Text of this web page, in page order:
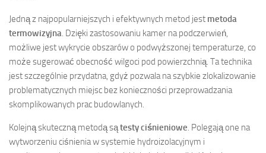
Jedną z najpopularniejszych i efektywnych metod jest metoda
termowizyjna. Dzięki zastosowaniu kamer na podczerwień,
możliwe jest wykrycie obszarów o podwyższonej temperaturze, co
może sugerować obecność wilgoci pod powierzchnią. Ta technika
jest szczególnie przydatna, gdyż pozwala na szybkie zlokalizowanie
problematycznych miejsc bez konieczności przeprowadzania
skomplikowanych prac budowlanych.
Kolejną skuteczną metodą sątesty ciśnieniowe. Polegają one na
wytworzeniu ciśnienia w systemie hydroizolacyjnym i